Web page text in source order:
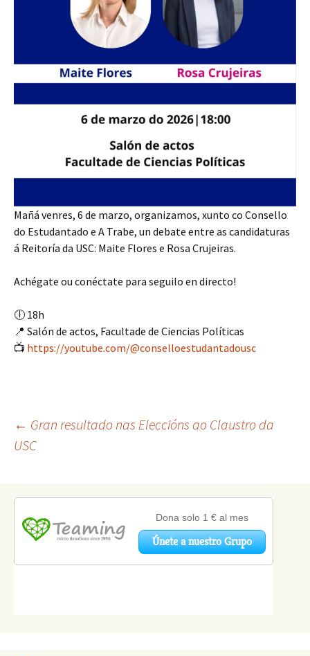
Mañá venres, 6 de marzo, organizamos, xunto co Consello
do Estudantado e A Trabe, un debate entre as candidaturas
á Reitoría da USC: Maite Flores e Rosa Crujeiras.
Achégate ou conéctate para seguilo en directo!
🕕 18h
📍 Salón de actos, Facultade de Ciencias Políticas
📺 https://youtube.com/@conselloestudantadousc
Navegación
artigos
← Gran resultado nas Eleccións ao Claustro da
USC